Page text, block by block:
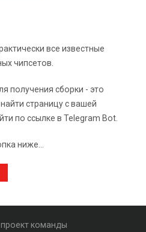
все известные
чипсетов.
получения сборки - это
страницу с вашей
по ссылке в Telegram Bot.
ниже...
команды